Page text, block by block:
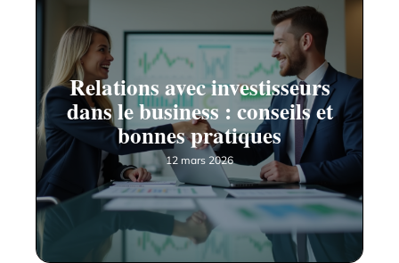
Relations avec investisseurs
dans le business : conseils et
bonnes pratiques
12 mars 2026